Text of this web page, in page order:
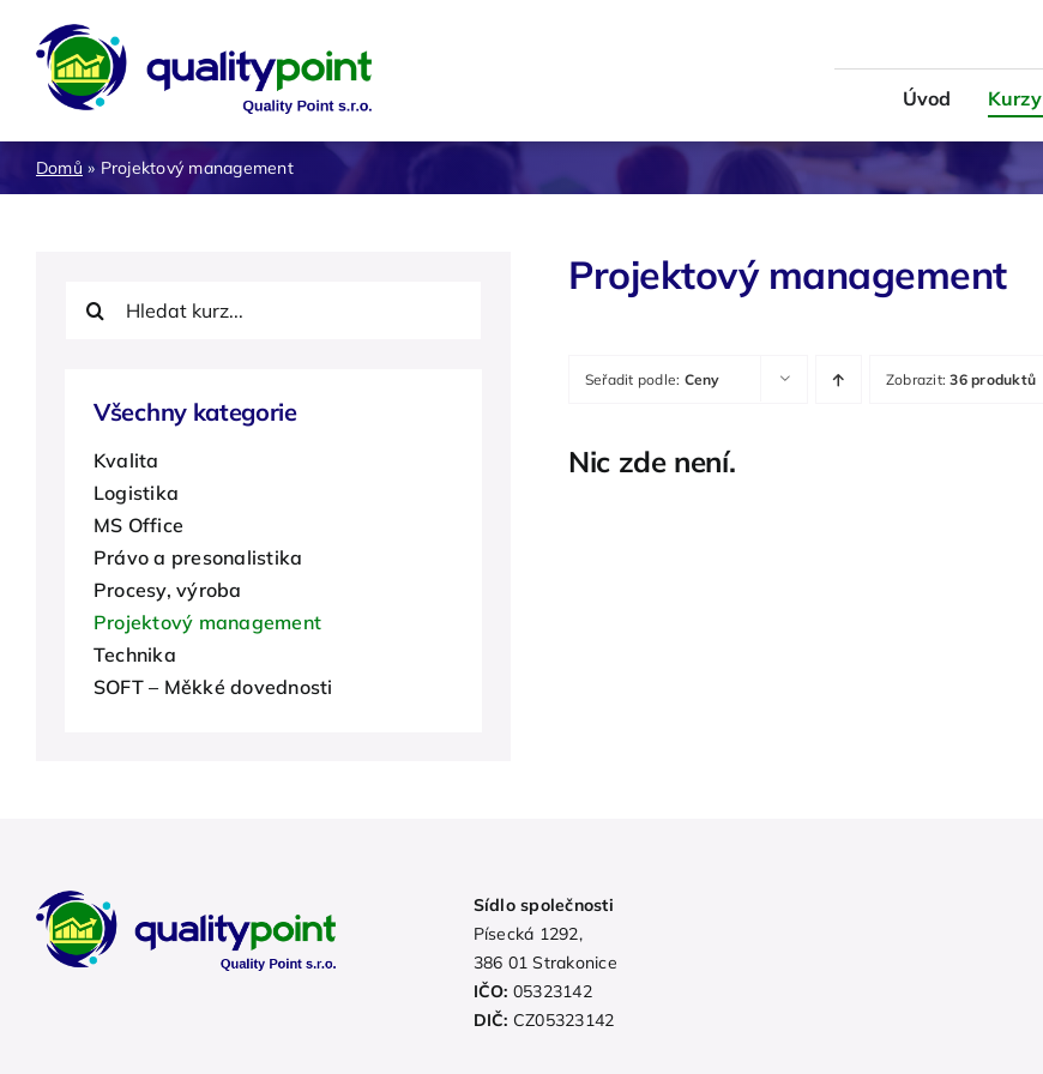
obsah
Úvod Kurzy
Logistika MS Office
Domů » Projektový management
Všechny kategorie
Kvalita
Logistika
MS Office
Právo a presonalistika
Procesy, výroba
Projektový management
Technika
SOFT – Měkké dovednosti
Projektový management
Seřadit podle: Ceny Zobrazit:36 produktů
Nic zde není.
Sídlo společnosti
Písecká 1292,
386 01 Strakonice
IČO: 05323142
DIČ: CZ05323142